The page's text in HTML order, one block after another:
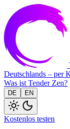
Deutschlands – per
Was ist Tender Zen?
DE EN
Kostenlos testen